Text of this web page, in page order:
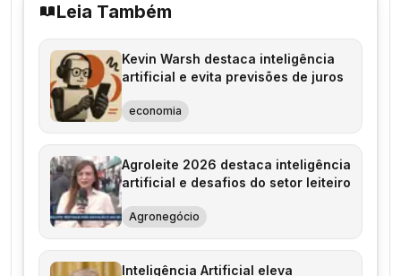
Leia Também
Kevin Warsh destaca inteligência
artificial e evita previsões de juros
economia
Agroleite 2026 destaca inteligência
artificial e desafios do setor leiteiro
Agronegócio
Inteligência Artificial eleva